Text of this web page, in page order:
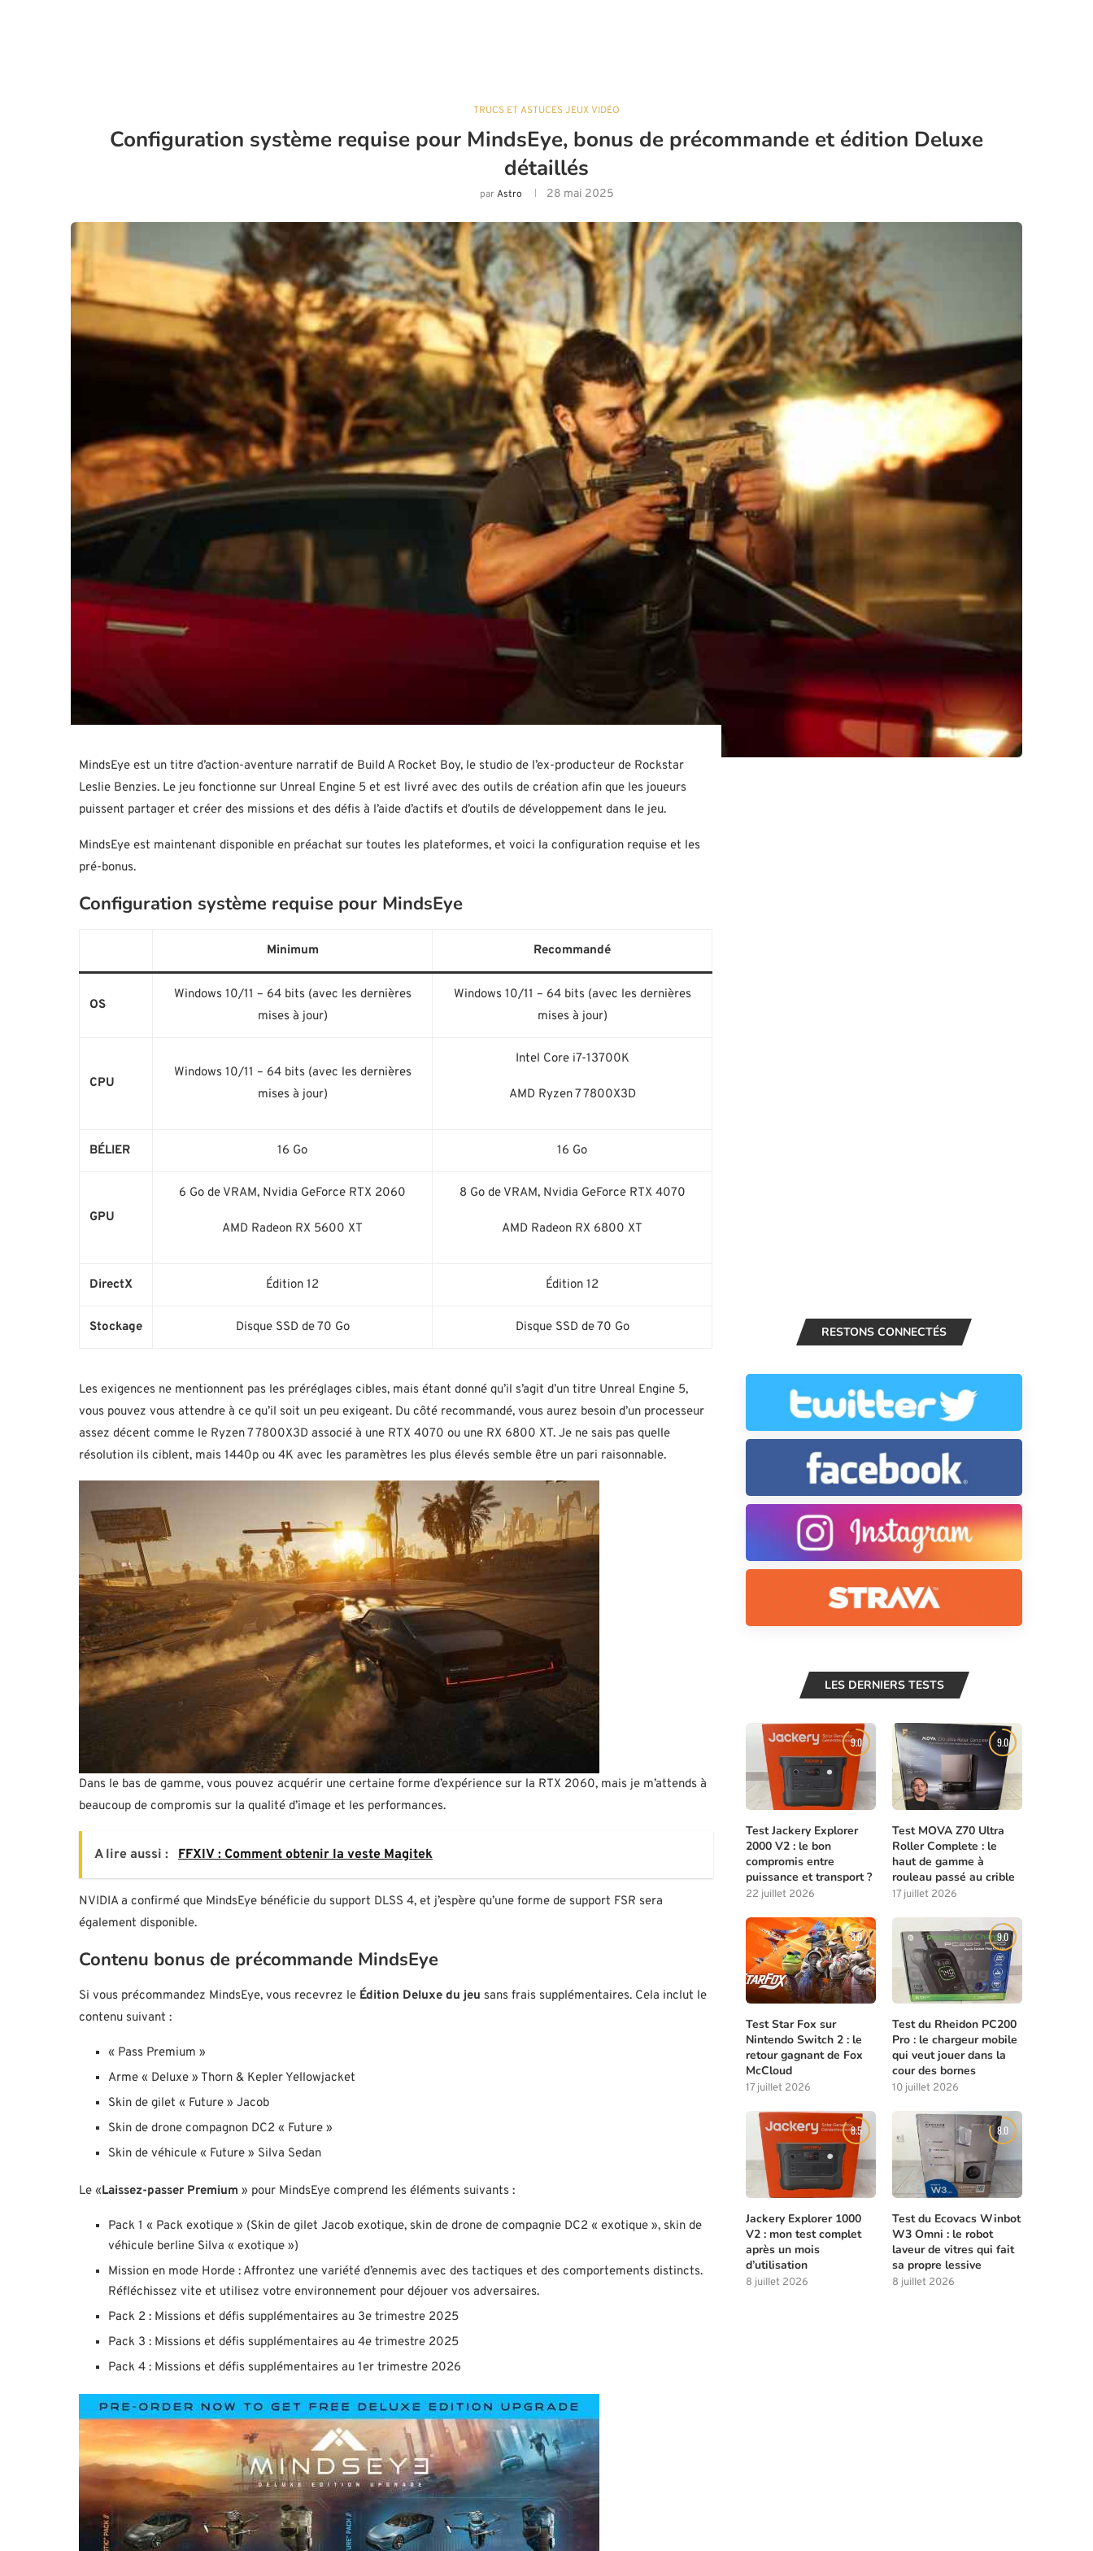
TRUCS ET ASTUCES JEUX VIDÉO
Configuration système requise pour MindsEye, bonus de précommande et édition Deluxe
détaillés
parAstro 28 mai 2025
MindsEye est un titre d’action-aventure narratif de Build A Rocket Boy, le studio de l’ex-producteur de Rockstar
Leslie Benzies. Le jeu fonctionne sur Unreal Engine 5 et est livré avec des outils de création afin que les joueurs
puissent partager et créer des missions et des défis à l’aide d’actifs et d’outils de développement dans le jeu.
MindsEye est maintenant disponible en préachat sur toutes les plateformes, et voici la configuration requise et les
pré-bonus.
Configuration système requise pour MindsEye
Minimum Recommandé
OS
Windows 10/11 – 64 bits (avec les dernières
mises à jour)
Windows 10/11 – 64 bits (avec les dernières
mises à jour)
CPU
Windows 10/11 – 64 bits (avec les dernières
mises à jour)
Intel Core i7-13700K
AMD Ryzen 7 7800X3D
BÉLIER 16 Go 16 Go
GPU
6 Go de VRAM, Nvidia GeForce RTX 2060
AMD Radeon RX 5600 XT
8 Go de VRAM, Nvidia GeForce RTX 4070
AMD Radeon RX 6800 XT
DirectX Édition 12 Édition 12
Stockage Disque SSD de 70 Go Disque SSD de 70 Go
Les exigences ne mentionnent pas les préréglages cibles, mais étant donné qu’il s’agit d’un titre Unreal Engine 5,
vous pouvez vous attendre à ce qu’il soit un peu exigeant. Du côté recommandé, vous aurez besoin d’un processeur
assez décent comme le Ryzen 7 7800X3D associé à une RTX 4070 ou une RX 6800 XT. Je ne sais pas quelle
résolution ils ciblent, mais 1440p ou 4K avec les paramètres les plus élevés semble être un pari raisonnable.
Dans le bas de gamme, vous pouvez acquérir une certaine forme d’expérience sur la RTX 2060, mais je m’attends à
beaucoup de compromis sur la qualité d’image et les performances.
A lire aussi : FFXIV : Comment obtenir la veste Magitek
NVIDIA a confirmé que MindsEye bénéficie du support DLSS 4, et j’espère qu’une forme de support FSR sera
également disponible.
Contenu bonus de précommande MindsEye
Si vous précommandez MindsEye, vous recevrez le Édition Deluxe du jeu sans frais supplémentaires. Cela inclut le
contenu suivant :
« Pass Premium »
Arme « Deluxe » Thorn & Kepler Yellowjacket
Skin de gilet « Future » Jacob
Skin de drone compagnon DC2 « Future »
Skin de véhicule « Future » Silva Sedan
Le «Laissez-passer Premium » pour MindsEye comprend les éléments suivants :
Pack 1 « Pack exotique » (Skin de gilet Jacob exotique, skin de drone de compagnie DC2 « exotique », skin de
véhicule berline Silva « exotique »)
Mission en mode Horde : Affrontez une variété d’ennemis avec des tactiques et des comportements distincts.
Réfléchissez vite et utilisez votre environnement pour déjouer vos adversaires.
Pack 2 : Missions et défis supplémentaires au 3e trimestre 2025
Pack 3 : Missions et défis supplémentaires au 4e trimestre 2025
Pack 4 : Missions et défis supplémentaires au 1er trimestre 2026
RESTONS CONNECTÉS
LES DERNIERS TESTS
9.0
Test Jackery Explorer
2000 V2 : le bon
compromis entre
puissance et transport ?
22 juillet 2026
9.0
Test MOVA Z70 Ultra
Roller Complete : le
haut de gamme à
rouleau passé au crible
17 juillet 2026
8.0
Test Star Fox sur
Nintendo Switch 2 : le
retour gagnant de Fox
McCloud
17 juillet 2026
9.0
Test du Rheidon PC200
Pro : le chargeur mobile
qui veut jouer dans la
cour des bornes
10 juillet 2026
8.5
Jackery Explorer 1000
V2 : mon test complet
après un mois
d’utilisation
8 juillet 2026
8.0
Test du Ecovacs Winbot
W3 Omni : le robot
laveur de vitres qui fait
sa propre lessive
8 juillet 2026